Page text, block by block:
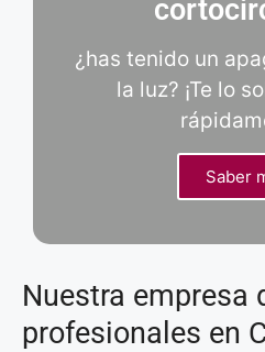
¿has tenido un
la luz? ¡Te lo
Saber
Nuestra empresa
profesionales en